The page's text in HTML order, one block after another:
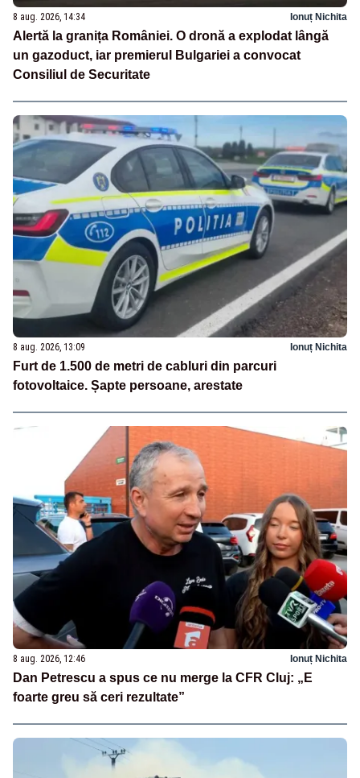
8 aug. 2026, 14:34 Ionuț Nichita
Alertă la granița României. O dronă a explodat lângă
un gazoduct, iar premierul Bulgariei a convocat
Consiliul de Securitate
8 aug. 2026, 13:09 Ionuț Nichita
Furt de 1.500 de metri de cabluri din parcuri
fotovoltaice. Șapte persoane, arestate
8 aug. 2026, 12:46 Ionuț Nichita
Dan Petrescu a spus ce nu merge la CFR Cluj: „E
foarte greu să ceri rezultate”